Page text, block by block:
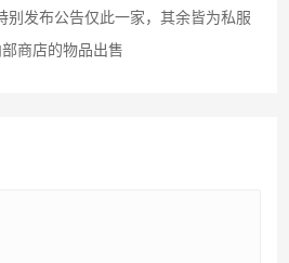
别发布公告仅此一家，其余皆为私服
商店的物品出售